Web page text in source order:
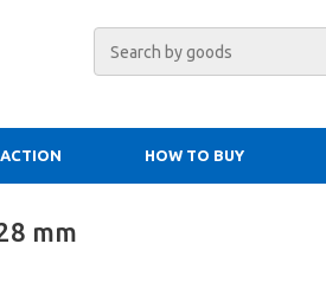
ACTION HOW TO BUY
mm